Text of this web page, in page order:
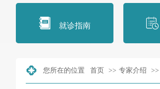
就诊指南
您所在的位置 首页 >> 专家介绍 >>